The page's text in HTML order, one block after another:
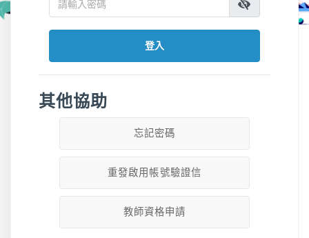
登入
其他協助
忘記密碼
重發啟用帳號驗證信
教師資格申請